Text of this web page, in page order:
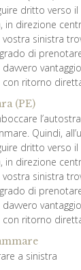
dritto verso il
in direzione
sinistra
di
ritorno
(PE)
Quindi,
dritto verso il
in direzione
sinistra
di
ritorno
a sinistra